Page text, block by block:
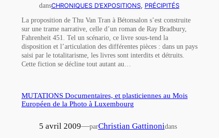
dansCHRONIQUES D’EXPOSITIONS, PRÉCIPITÉS
La proposition de Thu Van Tran à Bétonsalon s’est construite
sur une trame narrative, celle d’un roman de Ray Bradbury,
Fahrenheit 451. Tel un scénario, ce livre sous-tend la
disposition et l’articulation des différentes pièces : dans un pays
saisi par le totalitarisme, les livres sont interdits et détruits.
Cette fiction se décline tout autant au…
MUTATIONS Documentaires, et plasticiennes au Mois
Européen de la Photo à Luxembourg
5 avril 2009—parChristian Gattinonidans